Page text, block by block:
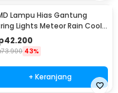
Lampu Hias Gantung
Lights Meteor Rain Cool
30cm 8 PCS
42.200
73.900 43%
+ Keranjang